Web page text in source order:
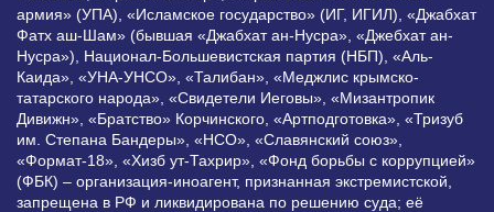
армия» (УПА), «Исламское государство» (ИГ, ИГИЛ), «Джабхат
Фатх аш-Шам» (бывшая «Джабхат ан-Нусра», «Джебхат ан-
Нусра»), Национал-Большевистская партия (НБП), «Аль-
Каида», «УНА-УНСО», «Талибан», «Меджлис крымско-
татарского народа», «Свидетели Иеговы», «Мизантропик
Дивижн», «Братство» Корчинского, «Артподготовка», «Тризуб
им. Степана Бандеры», «НСО», «Славянский союз»,
«Формат-18», «Хизб ут-Тахрир», «Фонд борьбы с коррупцией»
(ФБК) – организация-иноагент, признанная экстремистской,
запрещена в РФ и ликвидирована по решению суда; её